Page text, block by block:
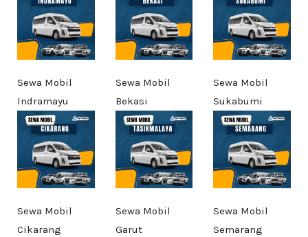
Sewa Mobil
Indramayu
Sewa Mobil
Bekasi
Sewa Mobil
Sukabumi
Sewa Mobil
Cikarang
Sewa Mobil
Garut
Sewa Mobil
Semarang